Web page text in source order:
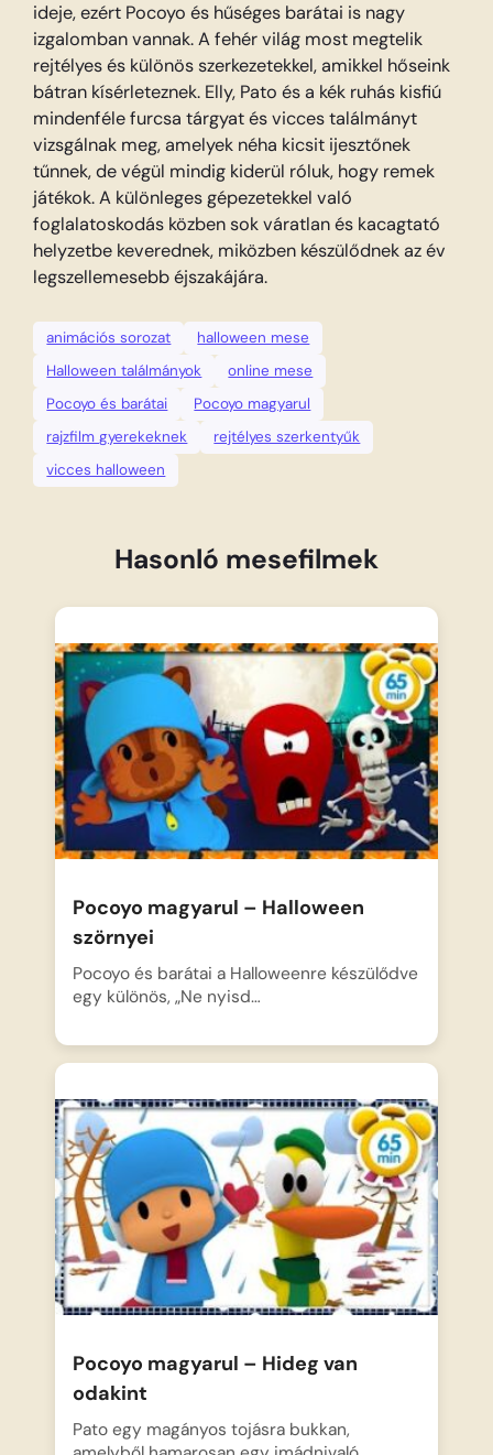
ideje, ezért Pocoyo és hűséges barátai is nagy
izgalomban vannak. A fehér világ most megtelik
rejtélyes és különös szerkezetekkel, amikkel hőseink
bátran kísérleteznek. Elly, Pato és a kék ruhás kisfiú
mindenféle furcsa tárgyat és vicces találmányt
vizsgálnak meg, amelyek néha kicsit ijesztőnek
tűnnek, de végül mindig kiderül róluk, hogy remek
játékok. A különleges gépezetekkel való
foglalatoskodás közben sok váratlan és kacagtató
helyzetbe keverednek, miközben készülődnek az év
legszellemesebb éjszakájára.
animációs sorozat
halloween mese
Halloween találmányok
online mese
Pocoyo és barátai
Pocoyo magyarul
rajzfilm gyerekeknek
rejtélyes szerkentyűk
vicces halloween
Hasonló mesefilmek
Pocoyo magyarul – Halloween
szörnyei
Pocoyo és barátai a Halloweenre készülődve
egy különös, „Ne nyisd…
Pocoyo magyarul – Hideg van
odakint
Pato egy magányos tojásra bukkan,